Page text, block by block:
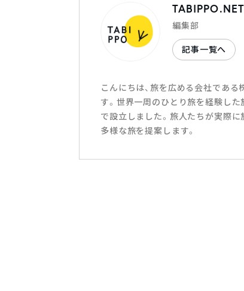
TABIPPO.NET
編集部
記事一覧へ
こんにちは、旅を広める会社である
す。世界一周のひとり旅を経験し
で設立しました。旅人たちが実際
多様な旅を提案します。